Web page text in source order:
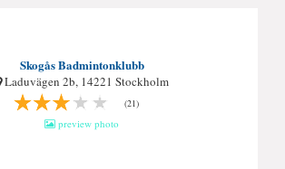
Skogås Badmintonklubb
Laduvägen 2b, 14221 Stockholm
(21)
preview photo